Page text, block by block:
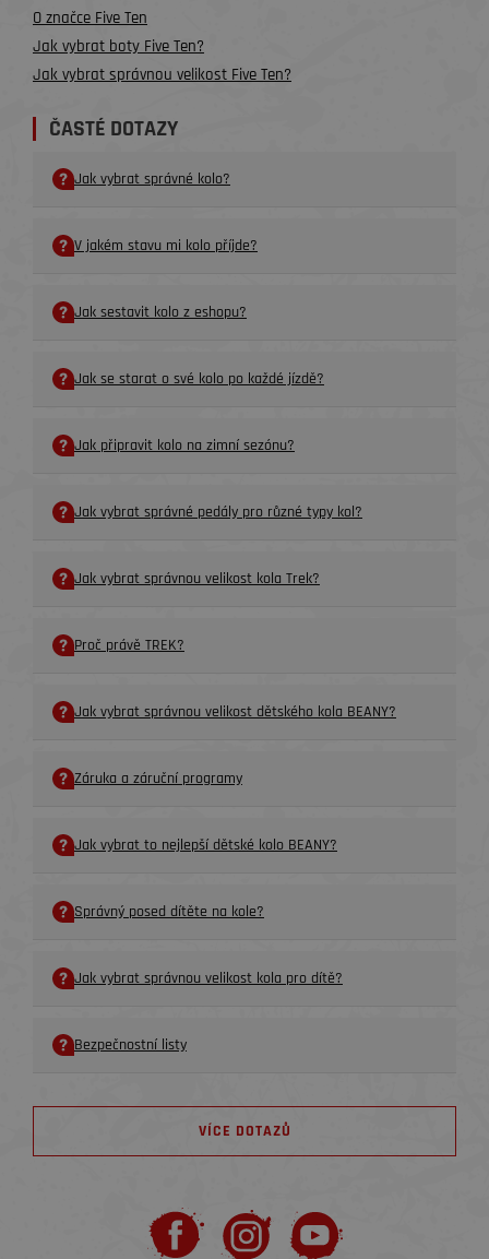
O značce Five Ten
Jak vybrat boty Five Ten?
Jak vybrat správnou velikost Five Ten?
ČASTÉ DOTAZY
Jak vybrat správné kolo?
V jakém stavu mi kolo příjde?
Jak sestavit kolo z eshopu?
Jak se starat o své kolo po každé jízdě?
Jak připravit kolo na zimní sezónu?
Jak vybrat správné pedály pro různé typy kol?
Jak vybrat správnou velikost kola Trek?
Proč právě TREK?
Jak vybrat správnou velikost dětského kola BEANY?
Záruka a záruční programy
Jak vybrat to nejlepší dětské kolo BEANY?
Správný posed dítěte na kole?
Jak vybrat správnou velikost kola pro dítě?
Bezpečnostní listy
VÍCE DOTAZŮ